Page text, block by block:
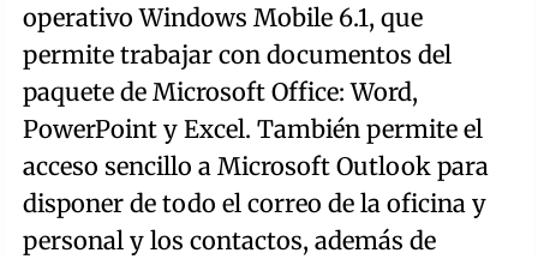
operativo Windows Mobile 6.1, que
permite trabajar con documentos del
paquete de Microsoft Office: Word,
PowerPoint y Excel. También permite el
acceso sencillo a Microsoft Outlook para
disponer de todo el correo de la oficina y
personal y los contactos, además de